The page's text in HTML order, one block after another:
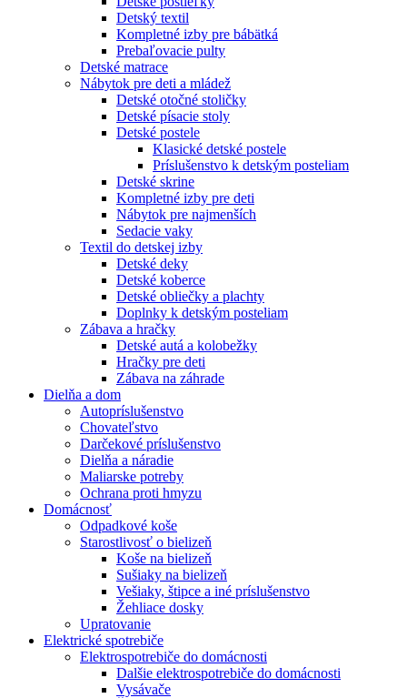
Detský textil
Kompletné izby pre bábätká
Prebaľovacie pulty
Detské matrace
Nábytok pre deti a mládež
Detské otočné stoličky
Detské písacie stoly
Detské postele
Klasické detské postele
Príslušenstvo k detským posteliam
Detské skrine
Kompletné izby pre deti
Nábytok pre najmenších
Sedacie vaky
Textil do detskej izby
Detské deky
Detské koberce
Detské obliečky a plachty
Doplnky k detským posteliam
Zábava a hračky
Detské autá a kolobežky
Hračky pre deti
Zábava na záhrade
Dielňa a dom
Autopríslušenstvo
Chovateľstvo
Darčekové príslušenstvo
Dielňa a náradie
Maliarske potreby
Ochrana proti hmyzu
Domácnosť
Odpadkové koše
Starostlivosť o bielizeň
Koše na bielizeň
Sušiaky na bielizeň
Vešiaky, štipce a iné príslušenstvo
Žehliace dosky
Upratovanie
Elektrické spotrebiče
Elektrospotrebiče do domácnosti
Dalšie elektrospotrebiče do domácnosti
Vysávače